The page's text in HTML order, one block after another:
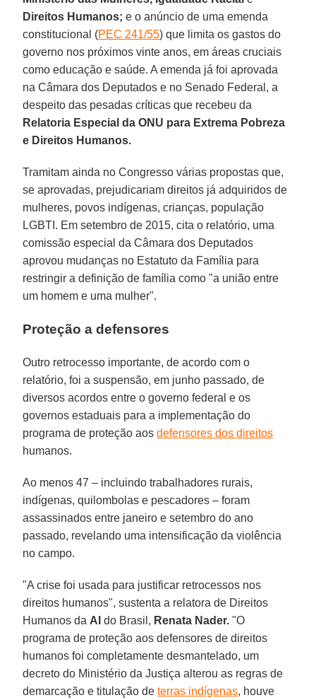
Direitos Humanos; e o anúncio de uma emenda
constitucional (PEC 241/55) que limita os gastos do
governo nos próximos vinte anos, em áreas cruciais
como educação e saúde. A emenda já foi aprovada
na Câmara dos Deputados e no Senado Federal, a
despeito das pesadas críticas que recebeu da
Relatoria Especial da ONU para Extrema Pobreza
e Direitos Humanos.
Tramitam ainda no Congresso várias propostas que,
se aprovadas, prejudicariam direitos já adquiridos de
mulheres, povos indígenas, crianças, população
LGBTI. Em setembro de 2015, cita o relatório, uma
comissão especial da Câmara dos Deputados
aprovou mudanças no Estatuto da Família para
restringir a definição de família como "a união entre
um homem e uma mulher".
Proteção a defensores
Outro retrocesso importante, de acordo com o
relatório, foi a suspensão, em junho passado, de
diversos acordos entre o governo federal e os
governos estaduais para a implementação do
programa de proteção aosdefensores dos direitos
humanos.
Ao menos 47 – incluindo trabalhadores rurais,
indígenas, quilombolas e pescadores – foram
assassinados entre janeiro e setembro do ano
passado, revelando uma intensificação da violência
no campo.
"A crise foi usada para justificar retrocessos nos
direitos humanos", sustenta a relatora de Direitos
Humanos da AI do Brasil, Renata Nader. "O
programa de proteção aos defensores de direitos
humanos foi completamente desmantelado, um
decreto do Ministério da Justiça alterou as regras de
demarcação e titulação deterras indígenas, houve